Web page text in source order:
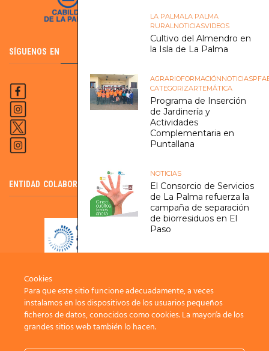
LA PALMALA PALMA
RURALNOTICIASVIDEOS
Cultivo del Almendro en
la Isla de La Palma
AGRARIOFORMACIÓNNOTICIAS
CATEGORIZARTEMÁTICA
Programa de Inserción
de Jardinería y
Actividades
Complementaria en
Puntallana
NOTICIAS
El Consorcio de Servicios
de La Palma refuerza la
campaña de separación
de biorresiduos en El
Paso
innovadora plataforma de
Crowdfunding para
contribuir a financiar
ideas y proyectos
SÍGUENOS EN
ENTIDAD COLABORADORA DEL SCE
Cookies
Para que este sitio funcione adecuadamente, a veces
instalamos en los dispositivos de los usuarios pequeños
ficheros de datos, conocidos como cookies. La mayoría de los
grandes sitios web también lo hacen.